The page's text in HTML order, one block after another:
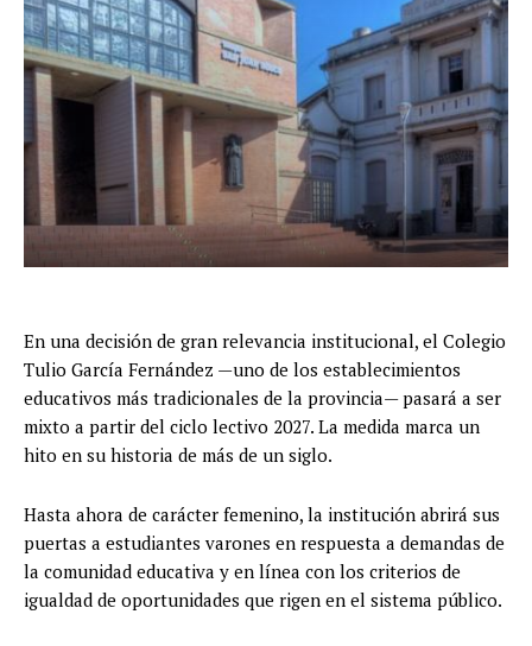
En una decisión de gran relevancia institucional, el Colegio
Tulio García Fernández —uno de los establecimientos
educativos más tradicionales de la provincia— pasará a ser
mixto a partir del ciclo lectivo 2027. La medida marca un
hito en su historia de más de un siglo.
Hasta ahora de carácter femenino, la institución abrirá sus
puertas a estudiantes varones en respuesta a demandas de
la comunidad educativa y en línea con los criterios de
igualdad de oportunidades que rigen en el sistema público.